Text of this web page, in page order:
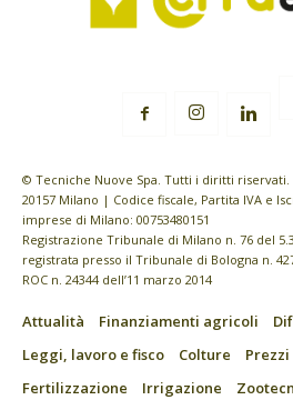
© Tecniche Nuove Spa. Tutti i diritti riservati.
20157 Milano | Codice fiscale, Partita IVA e
imprese di Milano: 00753480151
Registrazione Tribunale di Milano n. 76 del
registrata presso il Tribunale di Bologna n.
ROC n. 24344 dell’11 marzo 2014
Attualità Finanziamenti agricoli
Leggi, lavoro e fisco
Colture
Fertilizzazione
Irrigazione